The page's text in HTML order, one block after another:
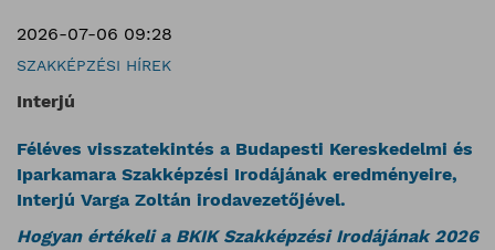
2026-07-06 09:28
SZAKKÉPZÉSI HÍREK
Interjú
Féléves visszatekintés a Budapesti Kereskedelmi és
Iparkamara Szakképzési Irodájának eredményeire,
Interjú Varga Zoltán irodavezetőjével.
Hogyan értékeli a BKIK Szakképzési Irodájának 2026